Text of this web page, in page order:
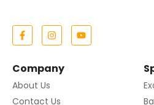
Company
About Us
Contact Us